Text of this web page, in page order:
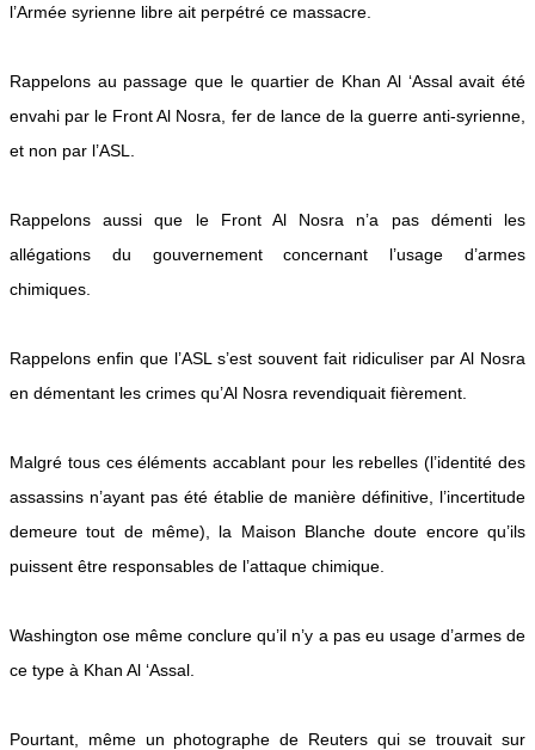
l’Armée syrienne libre ait perpétré ce massacre.
Rappelons au passage que le quartier de Khan Al ‘Assal avait été
envahi par le Front Al Nosra, fer de lance de la guerre anti-syrienne,
et non par l’ASL.
Rappelons aussi que le Front Al Nosra n’a pas démenti les
allégations du gouvernement concernant l’usage d’armes
chimiques.
Rappelons enfin que l’ASL s’est souvent fait ridiculiser par Al Nosra
en démentant les crimes qu’Al Nosra revendiquait fièrement.
Malgré tous ces éléments accablant pour les rebelles (l’identité des
assassins n’ayant pas été établie de manière définitive, l’incertitude
demeure tout de même), la Maison Blanche doute encore qu’ils
puissent être responsables de l’attaque chimique.
Washington ose même conclure qu’il n’y a pas eu usage d’armes de
ce type à Khan Al ‘Assal.
Pourtant, même un photographe de Reuters qui se trouvait sur